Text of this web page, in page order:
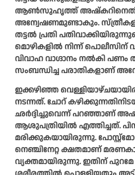
ആണ്‍സുഹൃത്ത്
അന്വേഷണമുണ്ടാകും.
തട്ടല്‍ പ്രതി
മൊഴികളില്‍ നിന്ന് പൊലീസിന്
വിവാഹ വാഗ്ദാനം നല്‍കി പണം
സംബന്ധിച്ച പരാതികളാണ്
ഇക്കഴിഞ്ഞ
നടന്നത്. ചോറ്
ഛര്‍ദ്ദിച്ചുവെന്ന് പറഞ്ഞാണ്
ആശുപത്രിയില്‍ എത്തിച്ചത്.
മരിക്കുകയായിരുന്നു.
നെഞ്ചിനേറ്റ ക്ഷതമാണ്
വ്യക്തമായിരുന്നു. ഇതിന്